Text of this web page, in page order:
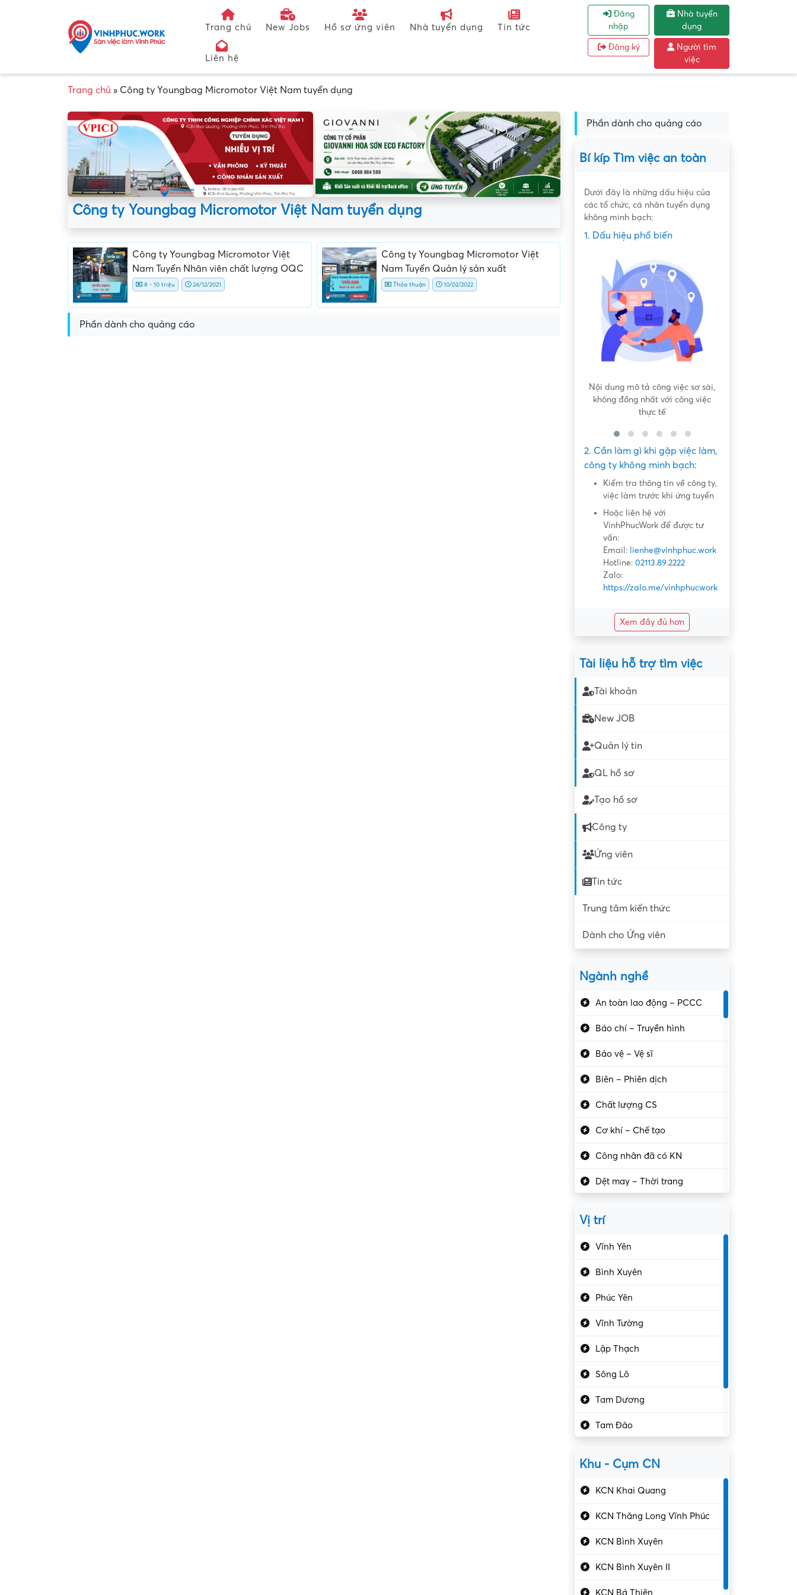
Trang chủ New Jobs Hồ sơ ứng viên Nhà tuyển dụng Tin tức
Liên hệ
Đăng
nhập
Đăng ký
Nhà tuyển
dụng
Người tìm
việc
Trang chủ » Công ty Youngbag Micromotor Việt Nam tuyển dụng
Công ty Youngbag Micromotor Việt Nam tuyển dụng
Công ty Youngbag Micromotor Việt
Nam Tuyển Nhân viên chất lượng OQC
8 - 10 triệu 24/12/2021
Công ty Youngbag Micromotor Việt
Nam Tuyển Quản lý sản xuất
Thỏa thuận 10/02/2022
Phần dành cho quảng cáo
Phần dành cho quảng cáo
Bí kíp Tìm việc an toàn
Dưới đây là những dấu hiệu của
các tổ chức, cá nhân tuyển dụng
không minh bạch:
1. Dấu hiệu phổ biến
Nội dung mô tả công việc sơ sài,
không đồng nhất với công việc
thực tế
2. Cần làm gì khi gặp việc làm,
công ty không minh bạch:
Kiểm tra thông tin về công ty,
việc làm trước khi ứng tuyển
Hoặc liên hệ với
VinhPhucWork để được tư
vấn:
Email: lienhe@vinhphuc.work
Hotline: 02113.89.2222
Zalo:
https://zalo.me/vinhphucwork
Xem đầy đủ hơn
Tài liệu hỗ trợ tìm việc
Tài khoản
New JOB
Quản lý tin
QL hồ sơ
Tạo hồ sơ
Công ty
Ứng viên
Tin tức
Trung tâm kiến thức
Dành cho Ứng viên
Ngành nghề
An toàn lao động – PCCC
Báo chí – Truyền hình
Bảo vệ – Vệ sĩ
Biên – Phiên dịch
Chất lượng CS
Cơ khí – Chế tạo
Công nhân đã có KN
Dệt may – Thời trang
Kiểm soát chất lượng
Kỹ sư cơ khí
Kỹ sư điện
Kỹ thuật cao
Kỹ thuật mạng – IT
Làm bán thời gian
Lao động phổ thông
Vị trí
Vĩnh Yên
Bình Xuyên
Phúc Yên
Vĩnh Tường
Lập Thạch
Sông Lô
Tam Dương
Tam Đảo
Khu - Cụm CN
KCN Khai Quang
KCN Thăng Long Vĩnh Phúc
KCN Bình Xuyên
KCN Bình Xuyên II
KCN Bá Thiện